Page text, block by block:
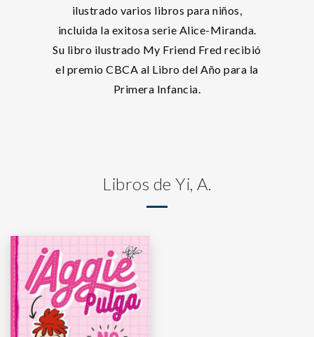
ilustrado varios libros para niños,
incluida la exitosa serie Alice-Miranda.
Su libro ilustrado My Friend Fred recibió
el premio CBCA al Libro del Año para la
Primera Infancia.
Libros de Yi, A.